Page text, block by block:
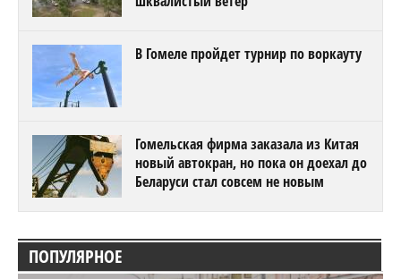
В Гомеле пройдет турнир по воркауту
Гомельская фирма заказала из Китая
новый автокран, но пока он доехал до
Беларуси стал совсем не новым
ПОПУЛЯРНОЕ